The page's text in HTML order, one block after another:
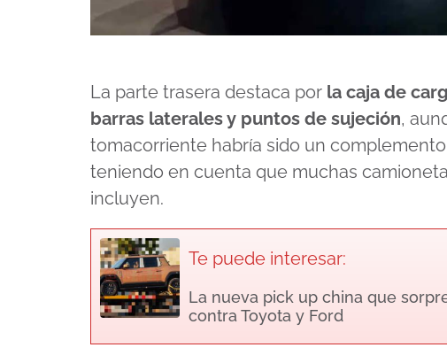
La parte trasera destaca por la caja de
barras laterales y puntos de sujeción,
tomacorriente habría sido un
teniendo en cuenta que muchas
incluyen.
Te puede interesar:
La nueva pick up china que
contra Toyota y Ford